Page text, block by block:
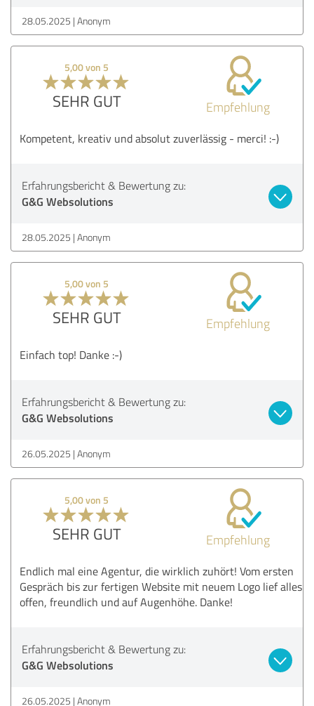
28.05.2025 Anonym
5,00 von 5
SEHR GUT Empfehlung
Kompetent, kreativ und absolut zuverlässig - merci! :-)
Erfahrungsbericht & Bewertung zu:
G&G Websolutions
28.05.2025 Anonym
5,00 von 5
SEHR GUT Empfehlung
Einfach top! Danke :-)
Erfahrungsbericht & Bewertung zu:
G&G Websolutions
26.05.2025 Anonym
5,00 von 5
SEHR GUT Empfehlung
Endlich mal eine Agentur, die wirklich zuhört! Vom ersten
Gespräch bis zur fertigen Website mit neuem Logo lief alles
offen, freundlich und auf Augenhöhe. Danke!
Erfahrungsbericht & Bewertung zu:
G&G Websolutions
26.05.2025 Anonym